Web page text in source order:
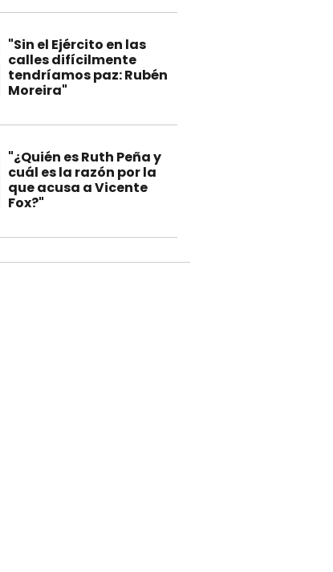
"Sin el Ejército en las
calles difícilmente
tendríamos paz: Rubén
Moreira"
"¿Quién es Ruth Peña y
cuál es la razón por la
que acusa a Vicente
Fox?"